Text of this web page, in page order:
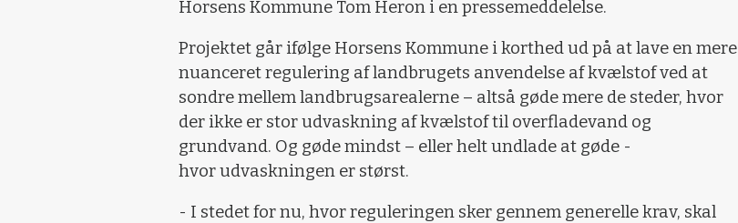
Horsens Kommune Tom Heron i en pressemeddelelse.
Projektet går ifølge Horsens Kommune i korthed ud på at lave en mere
nuanceret regulering af landbrugets anvendelse af kvælstof ved at
sondre mellem landbrugsarealerne – altså gøde mere de steder, hvor
der ikke er stor udvaskning af kvælstof til overfladevand og
grundvand. Og gøde mindst – eller helt undlade at gøde -
hvor udvaskningen er størst.
- I stedet for nu, hvor reguleringen sker gennem generelle krav, skal